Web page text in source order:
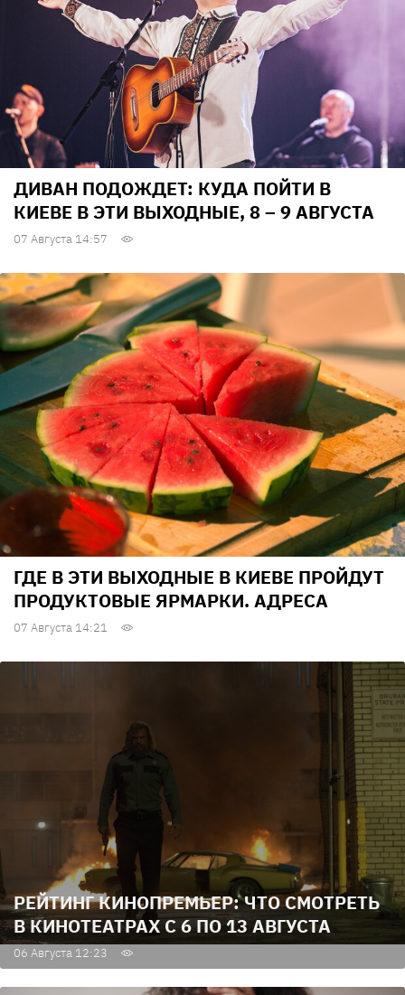
ДИВАН ПОДОЖДЕТ: КУДА ПОЙТИ В
КИЕВЕ В ЭТИ ВЫХОДНЫЕ, 8 – 9 АВГУСТА
07 Августа 14:57
ГДЕ В ЭТИ ВЫХОДНЫЕ В КИЕВЕ ПРОЙДУТ
ПРОДУКТОВЫЕ ЯРМАРКИ. АДРЕСА
07 Августа 14:21
РЕЙТИНГ КИНОПРЕМЬЕР: ЧТО СМОТРЕТЬ
В КИНОТЕАТРАХ С 6 ПО 13 АВГУСТА
06 Августа 12:23